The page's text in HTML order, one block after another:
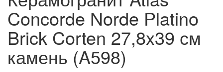
Concorde Norde Platino
Brick Corten 27,8x39 см
камень (A598)